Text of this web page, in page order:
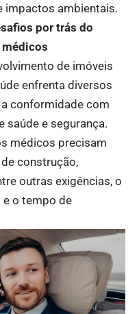
impactos ambientais.
por trás do
de imóveis
enfrenta diversos
conformidade com
saúde e segurança.
médicos precisam
construção,
outras exigências, o
o tempo de